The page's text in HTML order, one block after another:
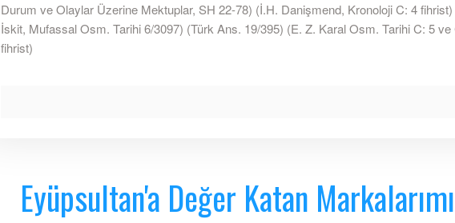
Durum ve Olaylar Üzerine Mektuplar, SH 22-78) (İ.H. Danişmend, Kronoloji C: 4 fihrist)
İskit, Mufassal Osm. Tarihi 6/3097) (Türk Ans. 19/395) (E. Z. Karal Osm. Tarihi C: 5 ve
fihrist)
Eyüpsultan'a Değer Katan